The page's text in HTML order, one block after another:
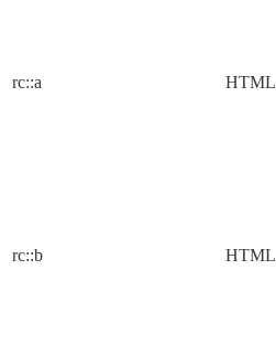
rc::a HTML
rc::b HTML